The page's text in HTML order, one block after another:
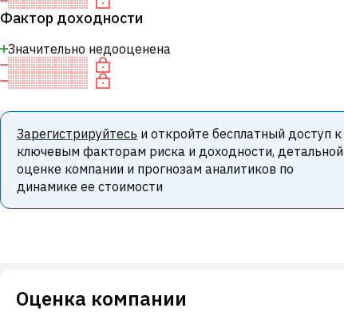
Фактор доходности
Значительно недооценена
Зарегистрируйтесь и откройте бесплатный доступ к
ключевым факторам риска и доходности, детальной
оценке компании и прогнозам аналитиков по
динамике ее стоимости
Оценка компании